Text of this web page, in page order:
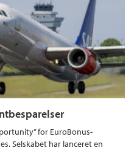
for EuroBonus-
Selskabet har lanceret en